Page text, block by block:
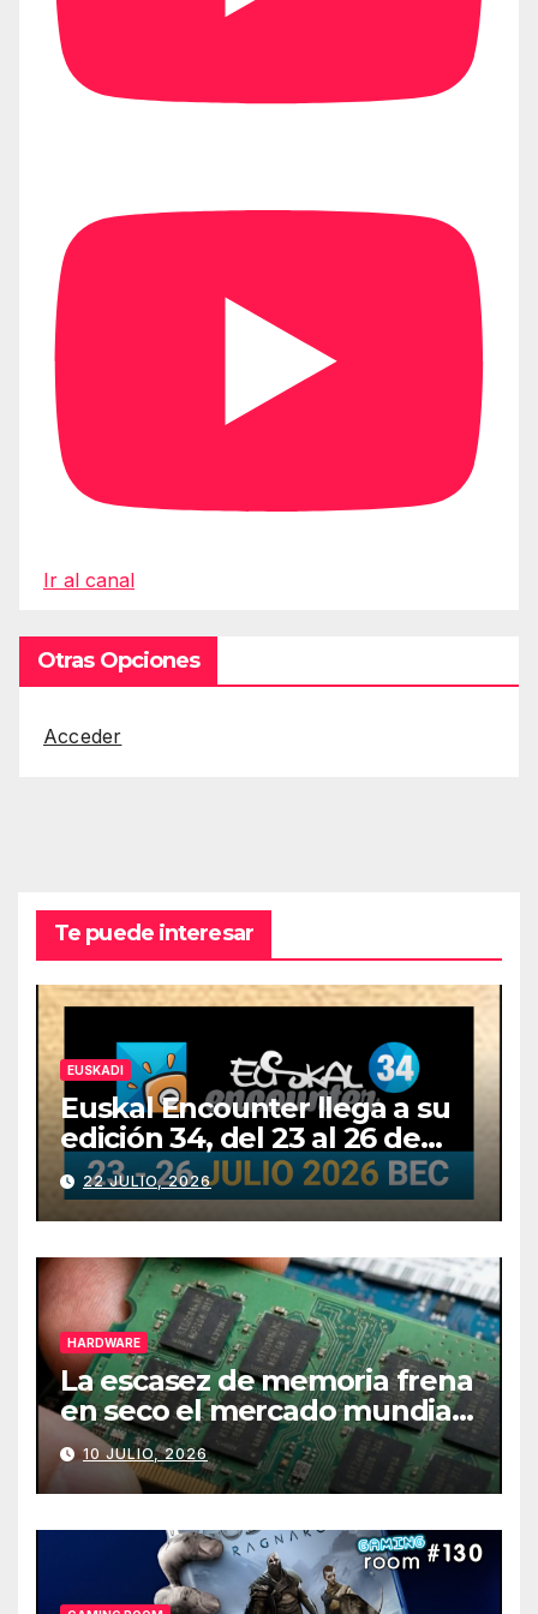
Ir al canal
Otras Opciones
Acceder
Te puede interesar
EUSKADI
Euskal Encounter llega a su
edición 34, del 23 al 26 de
julio
22 JULIO, 2026
HARDWARE
La escasez de memoria frena
en seco el mercado mundial
de PCs
10 JULIO, 2026